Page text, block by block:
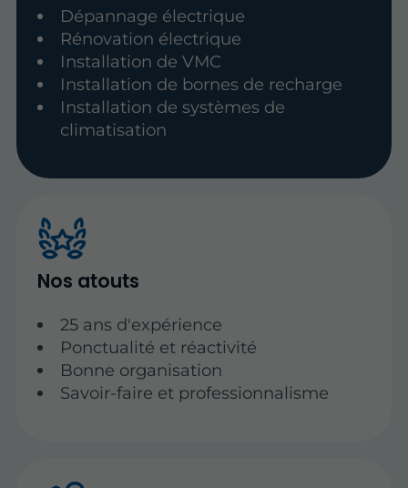
Dépannage électrique
Rénovation électrique
Installation de VMC
Installation de bornes de recharge
Installation de systèmes de
climatisation
Nos atouts
25 ans d'expérience
Ponctualité et réactivité
Bonne organisation
Savoir-faire et professionnalisme